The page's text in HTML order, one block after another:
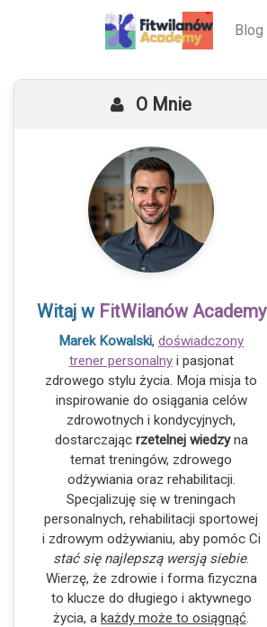
Blog
O Mnie
Witaj w FitWilanów Academy
Marek Kowalski, doświadczony
trener personalnyi pasjonat
zdrowego stylu życia. Moja misja to
inspirowanie do osiągania celów
zdrowotnych i kondycyjnych,
dostarczając rzetelnej wiedzyna
temat treningów, zdrowego
odżywiania oraz rehabilitacji.
Specjalizuję się w treningach
personalnych, rehabilitacji sportowej
i zdrowym odżywianiu, aby pomóc Ci
stać się najlepszą wersją siebie.
Wierzę, że zdrowie i forma fizyczna
to klucze do długiego i aktywnego
życia, a każdy może to osiągnąć.